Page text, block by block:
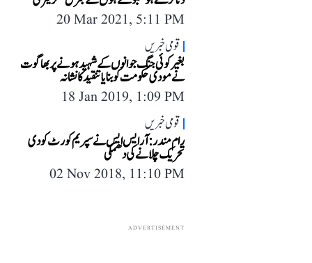
20 Mar 2021, 5:11 PM
قومی خبریں
بغیر کوئی جنگ جوانوں کے شہید ہونے پر بھاگوت
نے مودی حکومت کو بنایا تنقید کا نشانہ
18 Jan 2019, 1:09 PM
قومی خبریں
رام مندر: آر ایس ایس نے سپریم کورٹ کو دی
تحریک چلانے کی دھمکی
02 Nov 2018, 11:10 PM
ADVERTISEMENT